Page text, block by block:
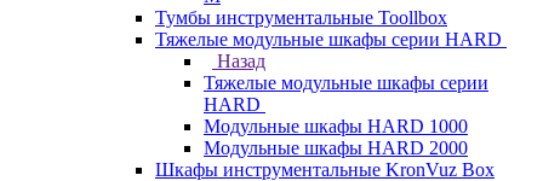
Тумбы инструментальные Toollbox
Тяжелые модульные шкафы серии HARD
Назад
Тяжелые модульные шкафы серии
HARD
Модульные шкафы HARD 1000
Модульные шкафы HARD 2000
Шкафы инструментальные KronVuz Box